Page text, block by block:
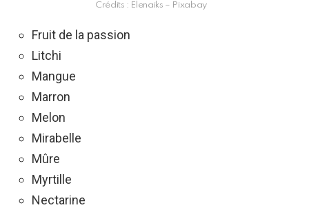
Crédits : Elenaiks – Pixabay
Fruit de la passion
Litchi
Mangue
Marron
Melon
Mirabelle
Mûre
Myrtille
Nectarine